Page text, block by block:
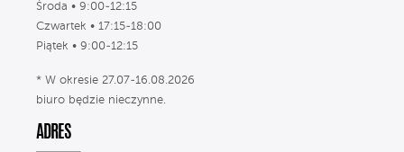
Środa • 9:00-12:15
Czwartek • 17:15-18:00
Piątek • 9:00-12:15
* W okresie 27.07-16.08.2026
biuro będzie nieczynne.
ADRES